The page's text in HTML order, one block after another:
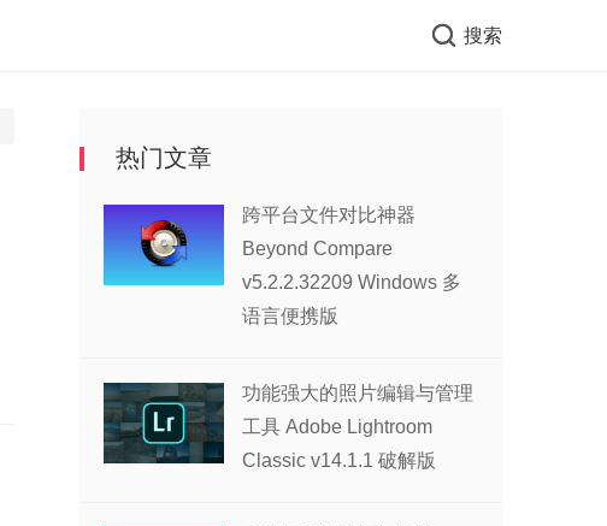
搜索
热门文章
跨平台文件对比神器
Beyond Compare
v5.2.2.32209 Windows 多
语言便携版
功能强大的照片编辑与管理
工具 Adobe Lightroom
Classic v14.1.1 破解版